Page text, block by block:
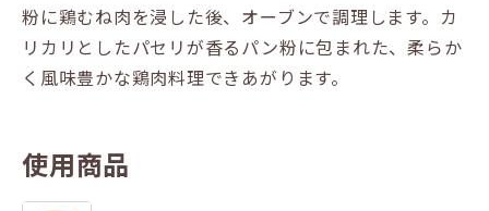
粉に鶏むね肉を浸した後、オーブンで調理します。カ
リカリとしたパセリが香るパン粉に包まれた、柔らか
く風味豊かな鶏肉料理できあがります。
使用商品